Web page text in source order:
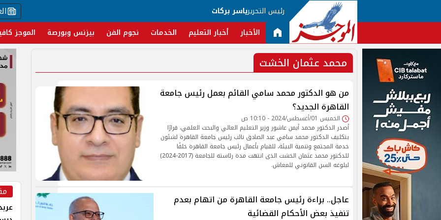
رئيس التحريرياسر بركات
الأخبار أخبار التعليم الخدمات نجوم الفن بيزنس وبورصة الموجز
محمد عثمان الخشت
من هو الدكتور محمد سامي القائم بعمل رئيس جامعة
القاهرة الجديد؟
الخميس 01/أغسطس/2024 - 10:10 ص
أصدر الدكتور محمد أيمن عاشور وزير التعليم العالي والبحث العلمي، قرارًا
بتكليف الدكتور محمد سامي عبد الصادق نائب رئيس جامعة القاهرة لشئون
خدمة المجتمع وتنمية البيئة، للقيام بأعمال رئيس جامعة القاهرة خلفًا
للدكتور محمد عثمان الخشت الذى انتهت مدة رئاسته للجامعة (2017-2024)
لبلوغه السن القانوني للمعاش.
عاجل.. براءة رئيس جامعة القاهرة من اتهام بعدم
تنفيذ بعض الأحكام القضائية